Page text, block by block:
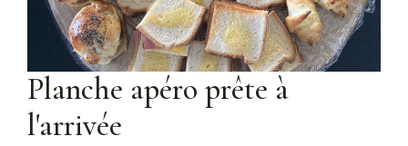
Planche apéro prête à
l'arrivée